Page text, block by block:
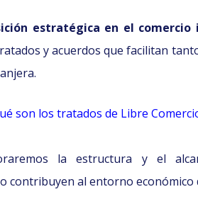
estratégica en el comercio
y acuerdos que facilitan
son los tratados de Libre
la estructura y el
contribuyen al entorno económico